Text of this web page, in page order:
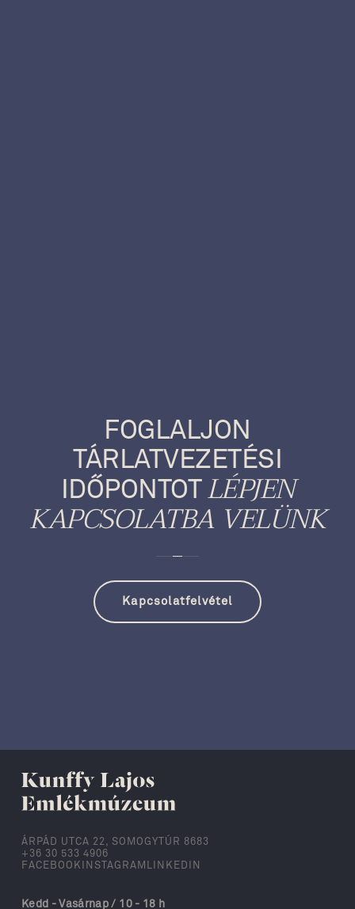
FOGLALJON
TÁRLATVEZETÉSI
IDŐPONTOT LÉPJEN
KAPCSOLATBA VELÜNK
Kapcsolatfelvétel
Kedd - Vasárnap / 10 - 18 h
ÁRPÁD UTCA 22, SOMOGYTÚR 8683
+36 30 533 4906
FACEBOOK
INSTAGRAM LINKEDIN